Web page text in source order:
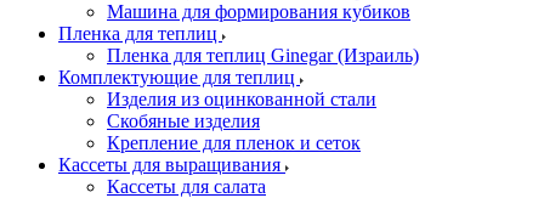
Машина для формирования кубиков
Пленка для теплиц
Пленка для теплиц Ginegar (Израиль)
Комплектующие для теплиц
Изделия из оцинкованной стали
Скобяные изделия
Крепление для пленок и сеток
Кассеты для выращивания
Кассеты для салата